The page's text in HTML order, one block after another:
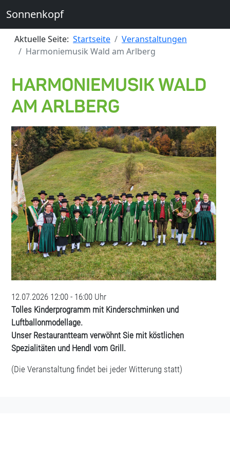
Sonnenkopf
Aktuelle Seite: Startseite
Veranstaltungen
Harmoniemusik Wald am Arlberg
HARMONIEMUSIK WALD
AM ARLBERG
12.07.2026 12:00 - 16:00 Uhr
Tolles Kinderprogramm mit Kinderschminken und
Luftballonmodellage.
Unser Restaurantteam verwöhnt Sie mit köstlichen
Spezialitäten und Hendl vom Grill.
(Die Veranstaltung findet bei jeder Witterung statt)